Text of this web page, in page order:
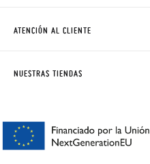
CÓMO COMPRAR
AVISO LEGAL, PRIVACIDAD Y COOKIES
ATENCIÓN AL CLIENTE
PREGUNTAS FRECUENTES
NUESTRAS TIENDAS